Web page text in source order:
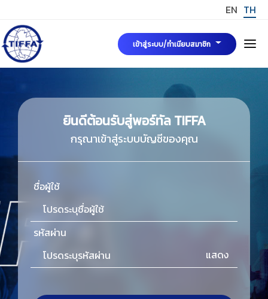
EN TH
เกี่ยวกับเรา
คณะกรรมการบริหารสมาคมฯ
มาตรฐาน TIFFA Mark
การขอรับรองมาตรฐาน TIFFA MARK
TIFFA MARK
สมัครสมาชิกสมาคมฯ
กฎระเบียบ พระราชบัญญัติและบทความที่เกี่ยวข้อง
วารสารสมาคมฯ
เข้าสู่ระบบ/ทำเนียบสมาชิก
ยินดีต้อนรับสู่พอร์ทัล TIFFA
กรุณาเข้าสู่ระบบบัญชีของคุณ
ชื่อผู้ใช้
รหัสผ่าน
แสดง